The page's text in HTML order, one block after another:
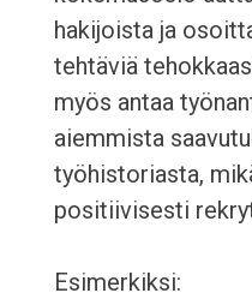
hakijoista ja
tehtäviä
myös antaa
aiemmista
työhistoriasta,
positiivisesti
Esimerkiksi: